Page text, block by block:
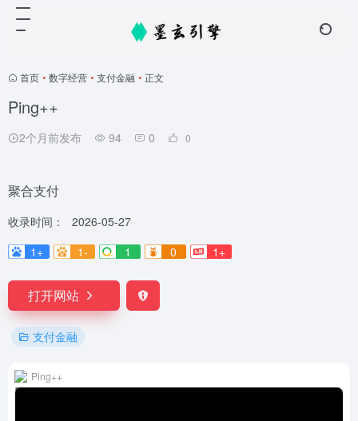
首页 • 数字经营 • 支付金融 • 正文
Ping++
2个月前发布 94 0 0
聚合支付
收录时间：
2026-05-27
1+
1- 1 0 1+
打开网站
支付金融
Ping++